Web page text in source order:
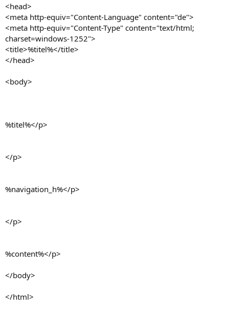
<head>
<meta http-equiv="Content-Language" content="de">
<meta http-equiv="Content-Type" content="text/html;
charset=windows-1252">
<title>%titel%</title>
</head>
<body>
%titel%</p>
</p>
%navigation_h%</p>
</p>
%content%</p>
</body>
</html>